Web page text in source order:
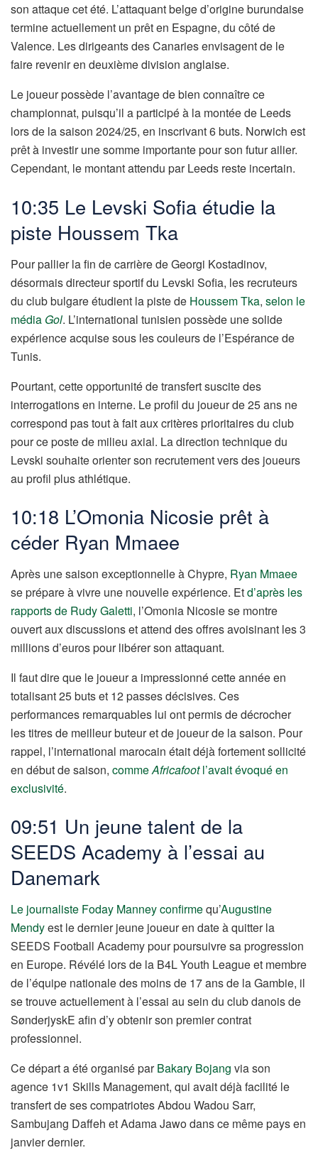
son attaque cet été. L’attaquant belge d’origine burundaise
termine actuellement un prêt en Espagne, du côté de
Valence. Les dirigeants des Canaries envisagent de le
faire revenir en deuxième division anglaise.
Le joueur possède l’avantage de bien connaître ce
championnat, puisqu’il a participé à la montée de Leeds
lors de la saison 2024/25, en inscrivant 6 buts. Norwich est
prêt à investir une somme importante pour son futur ailier.
Cependant, le montant attendu par Leeds reste incertain.
10:35 Le Levski Sofia étudie la
piste Houssem Tka
Pour pallier la fin de carrière de Georgi Kostadinov,
désormais directeur sportif du Levski Sofia, les recruteurs
du club bulgare étudient la piste de Houssem Tka, selon le
média Gol. L’international tunisien possède une solide
expérience acquise sous les couleurs de l’Espérance de
Tunis.
Pourtant, cette opportunité de transfert suscite des
interrogations en interne. Le profil du joueur de 25 ans ne
correspond pas tout à fait aux critères prioritaires du club
pour ce poste de milieu axial. La direction technique du
Levski souhaite orienter son recrutement vers des joueurs
au profil plus athlétique.
10:18 L’Omonia Nicosie prêt à
céder Ryan Mmaee
Après une saison exceptionnelle à Chypre, Ryan Mmaee
se prépare à vivre une nouvelle expérience. Etd’après les
rapports de Rudy Galetti, l’Omonia Nicosie se montre
ouvert aux discussions et attend des offres avoisinant les 3
millions d’euros pour libérer son attaquant.
Il faut dire que le joueur a impressionné cette année en
totalisant 25 buts et 12 passes décisives. Ces
performances remarquables lui ont permis de décrocher
les titres de meilleur buteur et de joueur de la saison. Pour
rappel, l’international marocain était déjà fortement sollicité
en début de saison, commeAfricafootl’avait évoqué en
exclusivité.
09:51 Un jeune talent de la
SEEDS Academy à l’essai au
Danemark
Le journaliste Foday Manney confirmequ’Augustine
Mendyest le dernier jeune joueur en date à quitter la
SEEDS Football Academy pour poursuivre sa progression
en Europe. Révélé lors de la B4L Youth League et membre
de l’équipe nationale des moins de 17 ans de la Gambie, il
se trouve actuellement à l’essai au sein du club danois de
SønderjyskE afin d’y obtenir son premier contrat
professionnel.
Ce départ a été organisé parBakary Bojang via son
agence 1v1 Skills Management, qui avait déjà facilité le
transfert de ses compatriotes Abdou Wadou Sarr,
Sambujang Daffeh et Adama Jawo dans ce même pays en
janvier dernier.